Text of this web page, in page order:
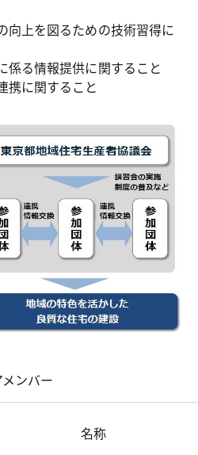
向上を図るための技術習得に
係る情報提供に関すること
携に関すること
ンバー
名称